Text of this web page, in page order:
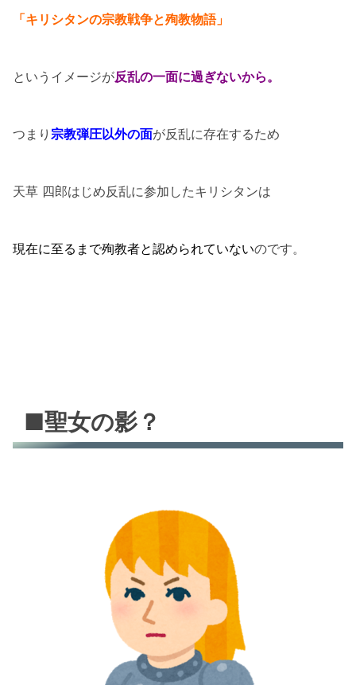
「キリシタンの宗教戦争と殉教物語」
というイメージが反乱の一面に過ぎないから。
つまり 宗教弾圧以外の面が反乱に存在するため
天草 四郎はじめ反乱に参加したキリシタンは
現在に至るまで殉教者と認められていないのです。
■聖女の影？